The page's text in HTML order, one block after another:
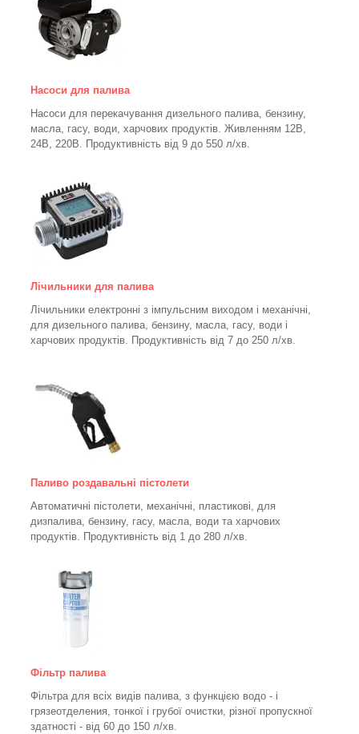
Насоси для палива
Насоси для перекачування дизельного палива, бензину,
масла, гасу, води, харчових продуктів. Живленням 12В,
24В, 220В. Продуктивність від 9 до 550 л/хв.
Лічильники для палива
Лічильники електронні з імпульсним виходом і механічні,
для дизельного палива, бензину, масла, гасу, води і
харчових продуктів. Продуктивність від 7 до 250 л/хв.
Паливо роздавальні пістолети
Автоматичні пістолети, механічні, пластикові, для
дизпалива, бензину, гасу, масла, води та харчових
продуктів. Продуктивність від 1 до 280 л/хв.
Фільтр палива
Фільтра для всіх видів палива, з функцією водо - і
грязеотделения, тонкої і грубої очистки, різної пропускної
здатності - від 60 до 150 л/хв